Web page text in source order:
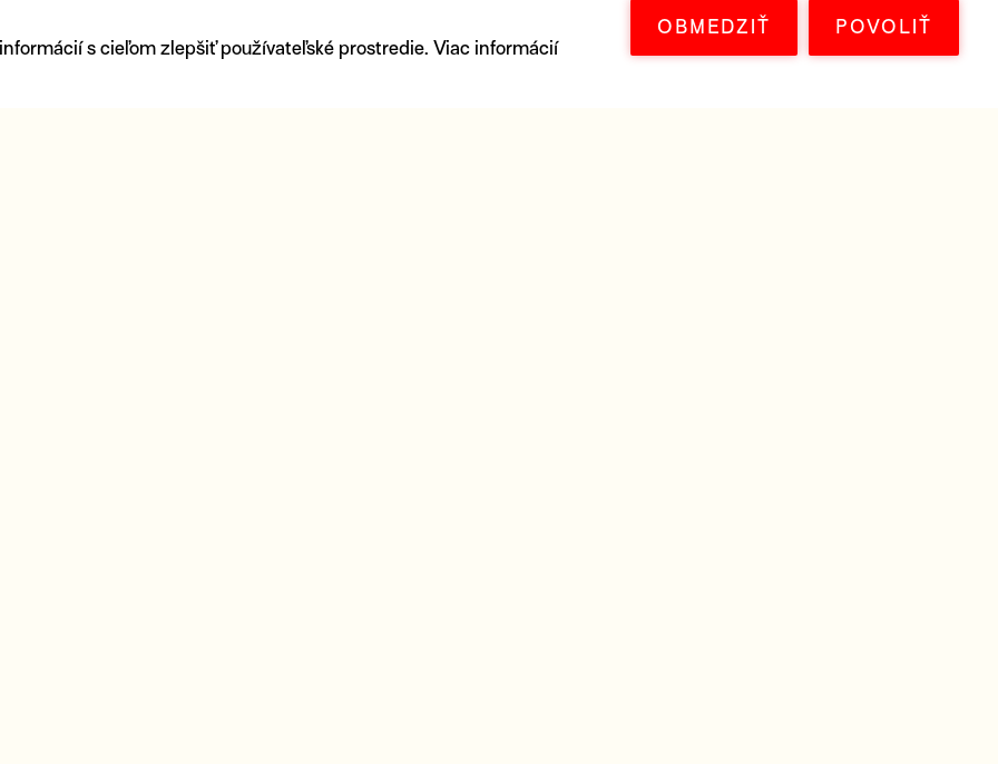
s cieľom zlepšiť používateľské prostredie. Viac informácií
OBMEDZIŤ POVOLIŤ